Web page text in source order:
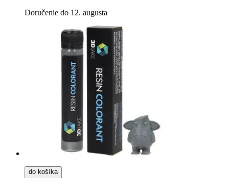
Doručenie do 12. augusta
do košíka